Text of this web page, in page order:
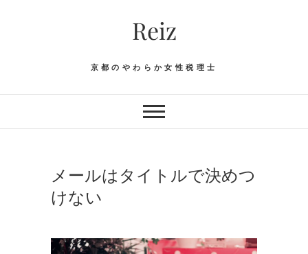
Reiz
京都のやわらか女性税理士
メールはタイトルで決めつ
けない